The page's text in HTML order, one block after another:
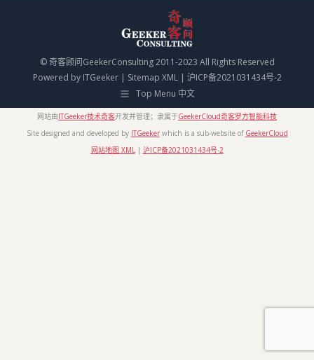
© 奇客顾问GeekerConsulting 2011-2023 All Rights Reserved
Powered by ITGeeker| Sitemap XML| 沪ICP备2021031434号-2
Top Menu 中文
网站由ITGeeker技术奇客开发并管理；隶属于GeekerCloud奇客罗方智能科技
Site designed and developed by ITGeekerwhich is a sub-website of GeekerCloud
网站地图 XML| 沪ICP备2021031434号-2